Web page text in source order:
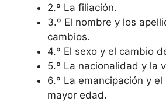
2.º La filiación.
3.º El nombre y los
cambios.
4.º El sexo y el cambio
5.º La nacionalidad y la
6.º La emancipación y
mayor edad.